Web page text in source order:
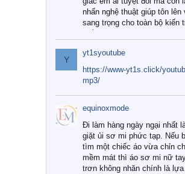
nhấn nghệ thuật giúp tôn lên
sang trọng cho toàn bộ kiến
Tuy nhiên, giữa thị trường đa
với vô vàn thương hiệu và
như hiện nay, làm thế nào để
được những bộ chăn ga gối
cấp thực sự chất lượng,
khí hậu và nhu cầu sử dụng
đình? Hãy cùng chúng tôi đi
giải đáp chi tiết qua bài viết
1. Tại sao các gia đình hiện
chuộng chăn ga gối đệm cao
Y
yt1syoutube
https://www-yt1s.click/
mp3/
equinoxmode
Đi làm hàng ngày ngại nhất
giặt ủi sơ mi phức tạp. Nếu
tìm một chiếc áo vừa chỉn
mềm mát thì áo sơ mi nữ
trơn không nhăn chính là